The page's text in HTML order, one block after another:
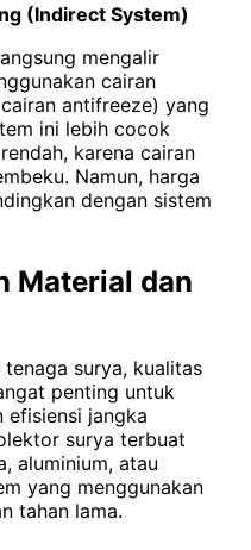
(Indirect System)
mengalir
cairan
antifreeze) yang
ini lebih cocok
karena cairan
Namun, harga
dengan sistem
Material dan
surya, kualitas
penting untuk
efisiensi jangka
surya terbuat
aluminium, atau
yang menggunakan
tahan lama.